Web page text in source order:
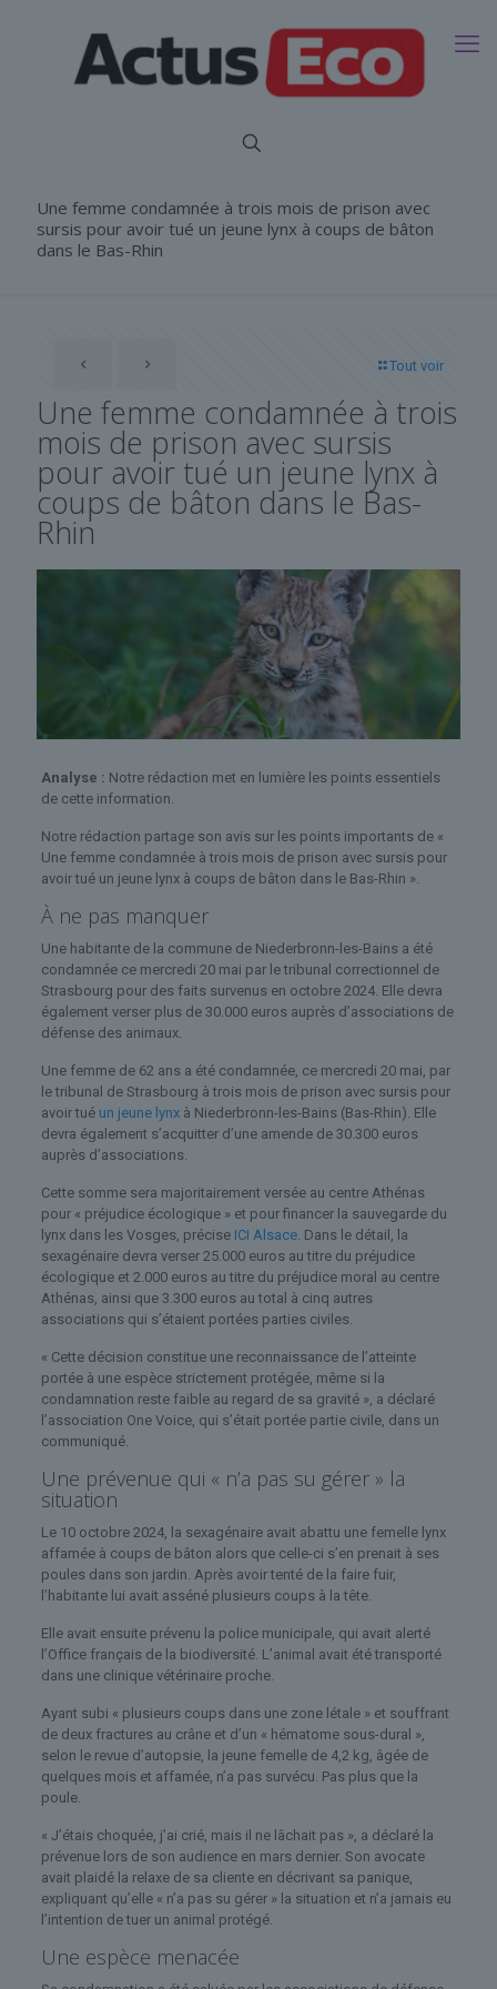
Une femme condamnée à trois mois de prison avec
sursis pour avoir tué un jeune lynx à coups de bâton
dans le Bas-Rhin
Tout voir
Une femme condamnée à trois
mois de prison avec sursis
pour avoir tué un jeune lynx à
coups de bâton dans le Bas-
Rhin
Analyse : Notre rédaction met en lumière les points essentiels
de cette information.
Notre rédaction partage son avis sur les points importants de «
Une femme condamnée à trois mois de prison avec sursis pour
avoir tué un jeune lynx à coups de bâton dans le Bas-Rhin ».
À ne pas manquer
Une habitante de la commune de Niederbronn-les-Bains a été
condamnée ce mercredi 20 mai par le tribunal correctionnel de
Strasbourg pour des faits survenus en octobre 2024. Elle devra
également verser plus de 30.000 euros auprès d’associations de
défense des animaux.
Une femme de 62 ans a été condamnée, ce mercredi 20 mai, par
le tribunal de Strasbourg à trois mois de prison avec sursis pour
avoir tué un jeune lynxà Niederbronn-les-Bains (Bas-Rhin). Elle
devra également s’acquitter d’une amende de 30.300 euros
auprès d’associations.
Cette somme sera majoritairement versée au centre Athénas
pour « préjudice écologique » et pour financer la sauvegarde du
lynx dans les Vosges, précise ICI Alsace. Dans le détail, la
sexagénaire devra verser 25.000 euros au titre du préjudice
écologique et 2.000 euros au titre du préjudice moral au centre
Athénas, ainsi que 3.300 euros au total à cinq autres
associations qui s’étaient portées parties civiles.
« Cette décision constitue une reconnaissance de l’atteinte
portée à une espèce strictement protégée, même si la
condamnation reste faible au regard de sa gravité », a déclaré
l’association One Voice, qui s’était portée partie civile, dans un
communiqué.
Une prévenue qui « n’a pas su gérer » la
situation
Le 10 octobre 2024, la sexagénaire avait abattu une femelle lynx
affamée à coups de bâton alors que celle-ci s’en prenait à ses
poules dans son jardin. Après avoir tenté de la faire fuir,
l’habitante lui avait asséné plusieurs coups à la tête.
Elle avait ensuite prévenu la police municipale, qui avait alerté
l’Office français de la biodiversité. L’animal avait été transporté
dans une clinique vétérinaire proche.
Ayant subi « plusieurs coups dans une zone létale » et souffrant
de deux fractures au crâne et d’un « hématome sous-dural »,
selon le revue d’autopsie, la jeune femelle de 4,2 kg, âgée de
quelques mois et affamée, n’a pas survécu. Pas plus que la
poule.
« J’étais choquée, j’ai crié, mais il ne lâchait pas », a déclaré la
prévenue lors de son audience en mars dernier. Son avocate
avait plaidé la relaxe de sa cliente en décrivant sa panique,
expliquant qu’elle « n’a pas su gérer » la situation et n’a jamais eu
l’intention de tuer un animal protégé.
Une espèce menacée